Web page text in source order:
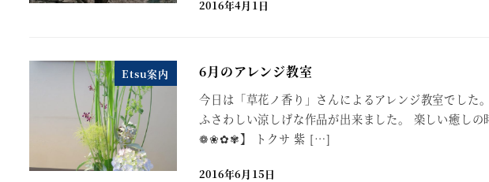
2016年4月1日
Etsu案内 6月のアレンジ教室
今日は「草花ノ香り」さんによるアレンジ教室でし
ふさわしい涼しげな作品が出来ました。 楽しい癒し
❁❀✿✾】 トクサ 紫 […]
2016年6月15日